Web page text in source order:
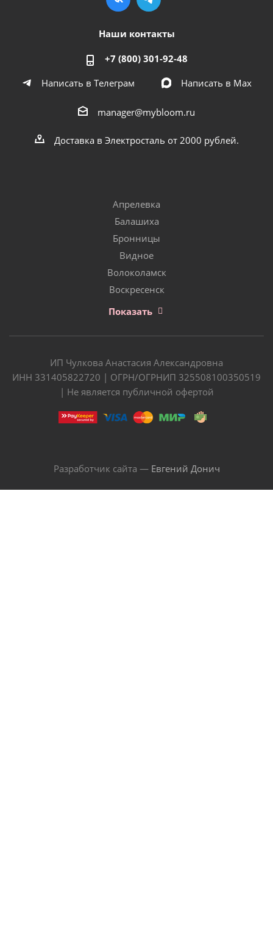
Наши контакты
+7 (800) 301-92-48
Написать в Телеграм
Написать в Мах
manager@mybloom.ru
Доставка в Электросталь от 2000 рублей.
Апрелевка
Балашиха
Бронницы
Видное
Волоколамск
Воскресенск
Показать
ИП Чулкова Анастасия Александровна
ИНН 331405822720 | ОГРН/ОГРНИП 325508100350519
| Не является публичной офертой
Разработчик сайта — Евгений Донич